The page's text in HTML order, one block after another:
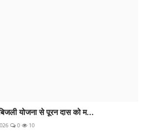
योजना से पूरन दास को म...
0 10